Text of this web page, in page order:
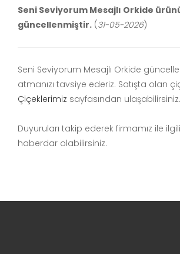
Seni Seviyorum Mesajlı Orkide
güncellenmiştir. (31-05-2026)
Seni Seviyorum Mesajlı Orkide
atmanızı tavsiye ederiz. Satışta olan
Çiçeklerimiz sayfasından ulaşabilirsiniz.
Duyuruları takip ederek firmamız ile
haberdar olabilirsiniz.